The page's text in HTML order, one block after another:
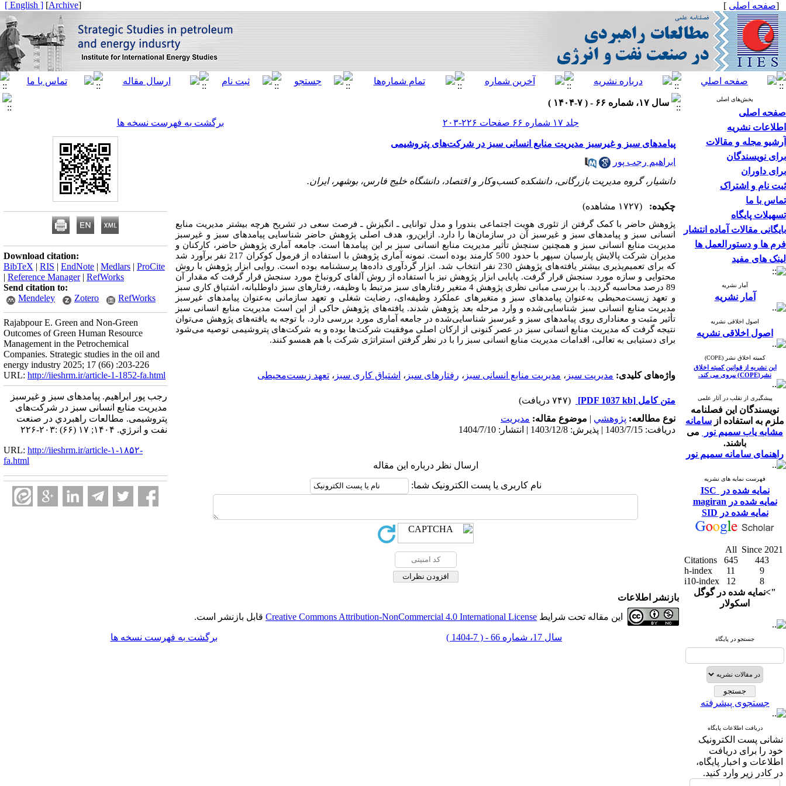
[صفحه اصلی ]
[
Archive
]
[ English ]
بخش‌های اصلی
صفحه اصلی
اطلاعات نشریه
آرشیو مجله و مقالات
برای نویسندگان
برای داوران
ثبت نام و اشتراک
تماس با ما
تسهیلات پایگاه
بایگانی مقالات آماده انتشار
فرم ها و دستورالعمل ها
لینک های مفید
آمار نشریه
آمار نشریه
اصول اخلاقی نشریه
اصول اخلاقی نشریه
کمیته اخلاق نشر (COPE)
این نشریه از قوانین کمیته اخلاق
نشر(COPE) پیروی می کند.
پیشگیری از تقلب در آثار علمی
نویسندگان این فصلنامه
ملزم به استفاده از سامانه
مشابه یاب سمیم نور
می
باشند.
راهنمای سامانه سمیم نور
فهرست نمایه های نشریه
نمایه شده در ISC
نمایه شده در magiran
نمایه شده در SID
All Since 2021
Citations
645
443
h-index
11
9
i10-index
12
8
">نمایه شده در گوگل
اسکولار
جستجو در پایگاه
جستجوی پیشرفته
دریافت اطلاعات پایگاه
نشانی پست الکترونیک
خود را برای دریافت
اطلاعات و اخبار پایگاه،
در کادر زیر وارد کنید.
سال ۱۷، شماره ۶۶ - ( ۷-۱۴۰۴ )
جلد ۱۷ شماره ۶۶ صفحات ۲۲۶-۲۰۳
برگشت به فهرست نسخه ها
پیامدهای سبز و غیرسبز مدیریت منابع انسانی سبز در شرکت‌های پتروشیمی
ابراهیم رجب ‌پور
دانشیار، گروه مدیریت بازرگانی، دانشکده کسب‌و‌کار و اقتصاد، دانشگاه خلیج فارس، بوشهر، ایران.
چکیده: (۱۷۲۷ مشاهده)
پژوهش حاضر با کمک گرفتن از تئوری هویت اجتماعی بندورا و مدل توانایی ـ انگیزش ـ فرصت سعی در تشریح هرچه بیشتر مدیریت منابع
انسانی سبز و پیامدهای سبز و غیرسبز آن در سازمان‌ها را دارد. ازاین‌رو، هدف اصلی پژوهش حاضر شناسایی پیامدهای سبز و غیرسبز
مدیریت منابع انسانی سبز و همچنین سنجش تأثیر مدیریت منابع انسانی سبز بر این پیامدها است. جامعه آماری پژوهش حاضر، کارکنان و
مدیران شرکت پالایش پارسیان سپهر با حدود 500 کارمند بوده است. نمونه آماری پژوهش با استفاده از فرمول کوکران 217 نفر برآورد شد
که برای تعمیم‌پذیری بیشتر یافته‌های پژوهش 230 نفر انتخاب شد. ابزار گردآوری داده‌ها پرسشنامه بوده است. روایی ابزار پژوهش با روش
محتوایی و سازه مورد سنجش قرار گرفت. پایایی ابزار پژوهش نیز با استفاده از روش آلفای کرونباخ مورد سنجش قرار گرفت که مقدار آن
89 درصد محاسبه گردید. با بررسی مبانی نظری پژوهش 4 متغیر
رفتارهای سبز مرتبط با وظیفه، رفتارهای سبز داوطلبانه، اشتیاق کاری سبز
و تعهد زیست‌محیطی به‌عنوان پیامدهای سبز و متغیرهای عملکرد وظیفه‌ای، رضایت شغلی و تعهد سازمانی به‌عنوان پیامدهای غیرسبز
مدیریت منابع انسانی سبز شناسایی‌شده و وارد مرحله بعد پژوهش شدند. یافته‌های پژوهش حاکی از این است مدیریت منابع انسانی سبز
تأثیر مثبت و معناداری روی پیامدهای سبز و غیرسبز شناسایی‌شده در جامعه آماری مورد بررسی دارد. با توجه به یافته‌های پژوهش می‌توان
نتیجه گرفت که مدیریت منابع انسانی سبز در عصر کنونی از ارکان اصلی موفقیت شرکت‌ها بوده و به شرکت‌های پتروشیمی توصیه می‌شود
برای دستیابی به تعالی، اقدامات مدیریت منابع انسانی سبز را با در نظر گرفتن استراتژی شرکت با هم همسو کنند.
واژه‌های کلیدی: مدیریت سبز ، مدیریت منابع انسانی سبز ، رفتارهای سبز ، اشتیاق کاری سبز ، تعهد زیست‌محیطی
متن کامل [PDF 1037 kb]
(۷۴۷ دریافت)
نوع مطالعه: پژوهشي | موضوع مقاله: مديريت
دریافت: 1403/7/15 | پذیرش: 1403/12/8 | انتشار: 1404/7/10
ارسال نظر درباره این مقاله
نام کاربری یا پست الکترونیک شما:
Download citation:
BibTeX | RIS | EndNote | Medlars | ProCite
| Reference Manager| RefWorks
Send citation to:
Mendeley
Zotero RefWorks
Rajabpour E. Green and Non-Green
Outcomes of Green Human Resource
Management in the Petrochemical
Companies. Strategic studies in the oil and
energy industry 2025; 17 (66) :203-226
URL: http://iieshrm.ir/article-1-1852-fa.html
رجب ‌پور ابراهیم. پیامدهای سبز و غیرسبز
مدیریت منابع انسانی سبز در شرکت‌های
پتروشیمی. مطالعات راهبردي در صنعت
نفت و انرژي. ۱۴۰۴; ۱۷ (۶۶) :۲۰۳-۲۲۶
URL: http://iieshrm.ir/article-۱-۱۸۵۲-
fa.html
بازنشر اطلاعات
این مقاله تحت شرایط Creative Commons Attribution-NonCommercial 4.0 International License قابل بازنشر است.
سال 17، شماره 66 - ( 7-1404 ) برگشت به فهرست نسخه ها